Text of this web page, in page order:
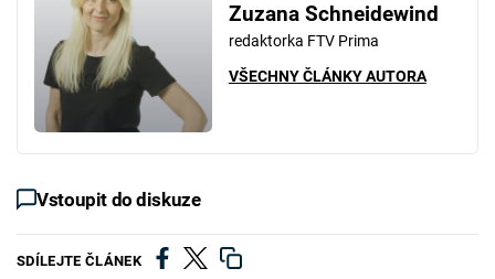
Zuzana Schneidewind
redaktorka FTV Prima
VŠECHNY ČLÁNKY AUTORA
Vstoupit do diskuze
SDÍLEJTE ČLÁNEK